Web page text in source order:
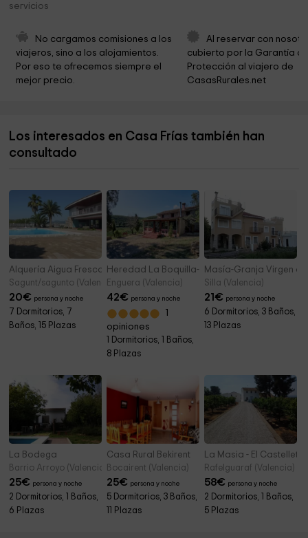
Parròquia Sant Miquel Arcàngel
La Torre
Cementerio De Castellon De Rugat
Ayuntamiento de Gaianes 3,8 km
Ayuntamiento de Castelló de Rugat 4,4 km
servicios
No cargamos comisiones a los
viajeros, sino a los alojamientos.
Por eso te ofrecemos siempre el
mejor precio.
Al reservar con
cubierto por la Garantía
Protección al viajero de
CasasRurales.net
Los interesados en Casa Frías también han
consultado
Alquería Aigua Fresca
Sagunt/sagunto (Valencia)
20€ persona y noche
7 Dormitorios, 7
Baños, 15 Plazas
Heredad La Boquilla- Masía Boquilla
Enguera (Valencia)
42€ persona y noche
opiniones
1 Dormitorios, 1 Baños,
8 Plazas
Masía-Granja Virgen
Silla (Valencia)
21€ persona y noche
6 Dormitorios, 3 Baños,
13 Plazas
La Bodega
Barrio Arroyo (Valencia)
25€ persona y noche
2 Dormitorios, 1 Baños,
6 Plazas
Casa Rural Bekirent
Bocairent (Valencia)
25€ persona y noche
5 Dormitorios, 3 Baños,
11 Plazas
La Masia - El Castellet
Rafelguaraf (Valencia)
58€ persona y noche
2 Dormitorios, 1 Baños,
5 Plazas